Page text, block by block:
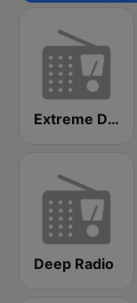
Extreme Deep House Radio
Deep Radio